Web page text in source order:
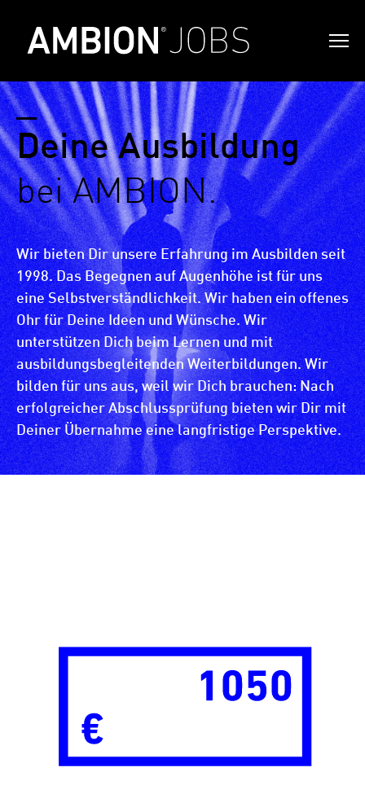
_
Deine Ausbildung
bei AMBION.
Wir bieten Dir unsere Erfahrung im Ausbilden seit
1998. Das Begegnen auf Augenhöhe ist für uns
eine Selbstverständlichkeit. Wir haben ein offenes
Ohr für Deine Ideen und Wünsche. Wir
unterstützen Dich beim Lernen und mit
ausbildungsbegleitenden Weiterbildungen. Wir
bilden für uns aus, weil wir Dich brauchen: Nach
erfolgreicher Abschlussprüfung bieten wir Dir mit
Deiner Übernahme eine langfristige Perspektive.